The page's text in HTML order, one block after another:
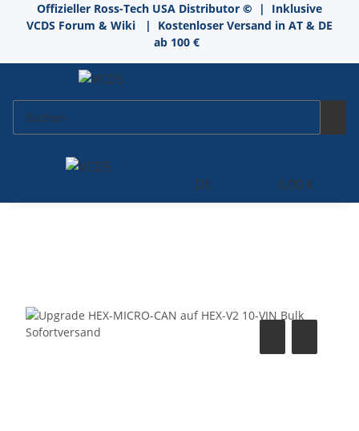
Offizieller Ross-Tech USA Distributor © | Inklusive
VCDS Forum & Wiki
| Kostenloser Versand in AT & DE
ab 100 €
DE 0,00 €